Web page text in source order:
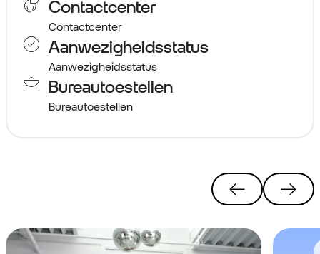
Contactcenter
Contactcenter
Aanwezigheidsstatus
Aanwezigheidsstatus
Bureautoestellen
Bureautoestellen